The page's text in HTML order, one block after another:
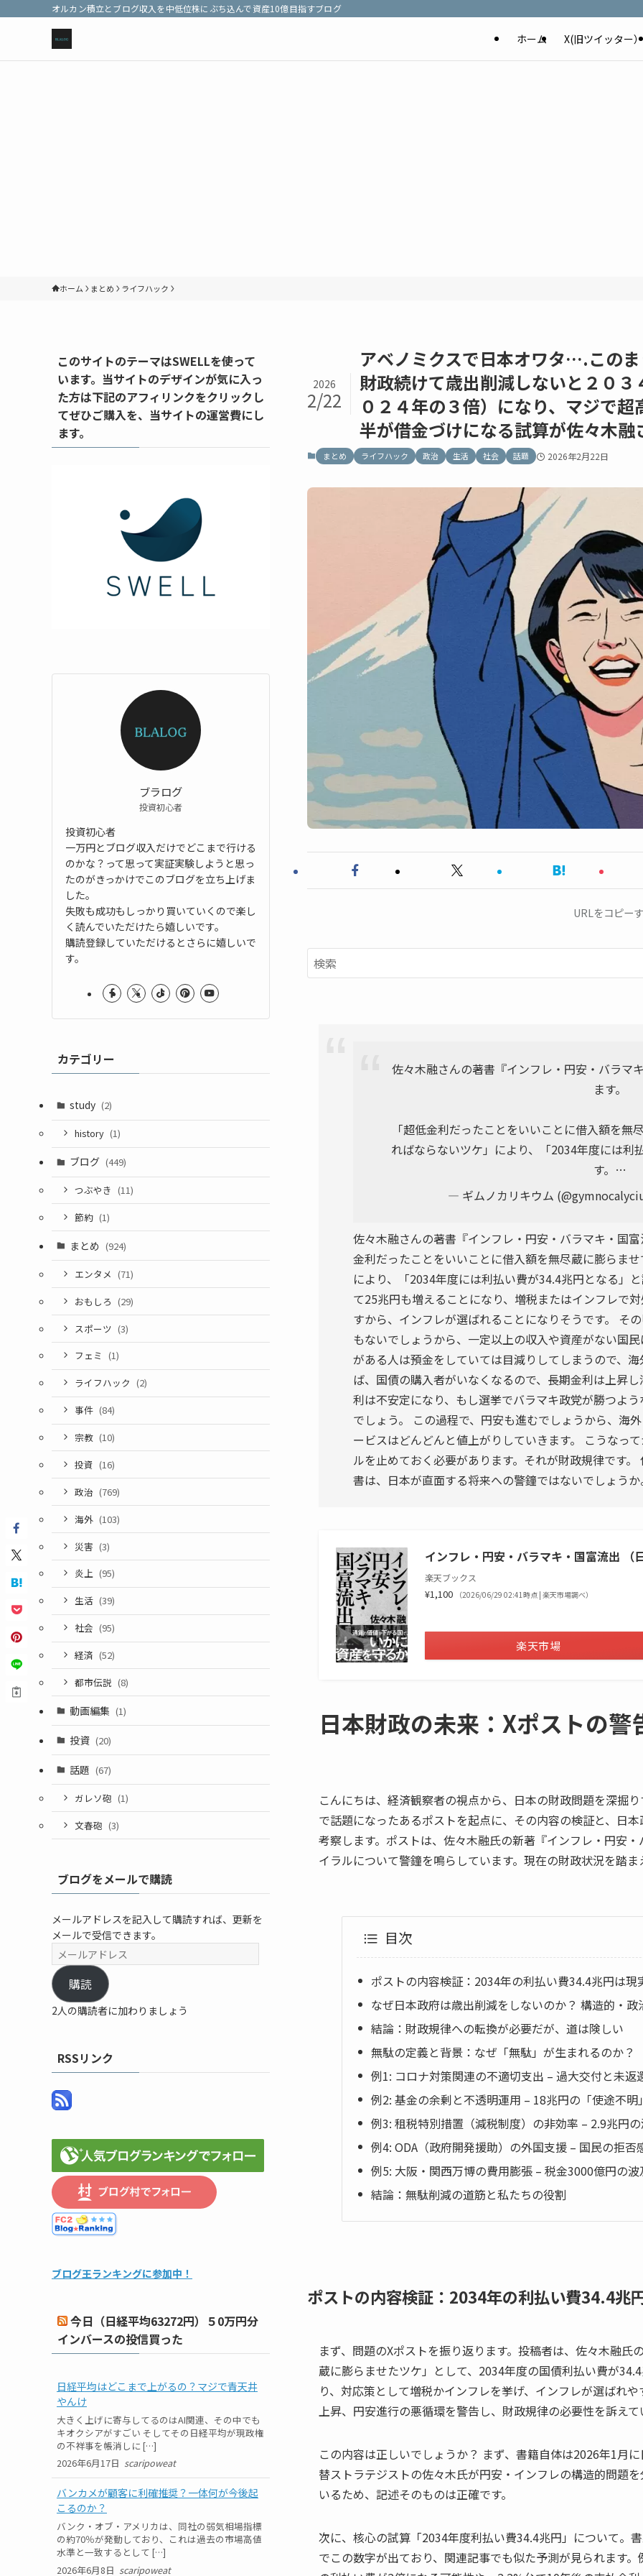
オルカン積立とブログ収入を中低位株にぶち込んで資産10億目指すブログ
ホーム X(旧ツイッター）
ホーム まとめ ライフハック
アベノミクスで日本オワタ….この
財政続けて歳出削減しないと２０
０２４年の３倍）になり、マジで
半が借金づけになる試算が佐々木
2026
2/22
まとめ ライフハック 政治 生活 社会 話題 2026年2月22日
URLをコピー
佐々木融さんの著書『インフレ・円安・バラマ
ます。
「超低金利だったことをいいことに借入額を
ればならないツケ」により、「2034年度には利
す。…
— ギムノカリキウム
佐々木融さんの著書『インフレ・円安・バラマキ・国
金利だったことをいいことに借入額を無尽蔵に膨らま
により、「2034年度には利払い費が34.4兆円となる」
て25兆円も増えることになり、増税またはインフレで
すから、インフレが選ばれることになりそうです。 そ
もないでしょうから、一定以上の収入や資産がない国
がある人は預金をしていては目減りしてしまうので、
ば、国債の購入者がいなくなるので、長期金利は上昇
利は不安定になり、もし選挙でバラマキ政党が勝つよ
でしょう。 この過程で、円安も進むでしょうから、海
ービスはどんどんと値上がりしていきます。 こうなっ
ルを止めておく必要があります。それが財政規律です
書は、日本が直面する将来への警鐘ではないでしょう
インフレ・円安・バラマキ・国富流出 （
楽天ブックス
¥1,100 （2026/06/29 02:41時点 | 楽天市場調べ）
楽天市場
日本財政の未来：Xポストの
こんにちは、経済観察者の視点から、日本の財政問題を深掘
で話題になったあるポストを起点に、その内容の検証と、日
考察します。ポストは、佐々木融氏の新著『インフレ・円安
イラルについて警鐘を鳴らしています。現在の財政状況を踏
目次
ポストの内容検証：2034年の利払い費34.4兆円は現
なぜ日本政府は歳出削減をしないのか？ 構造的・
結論：財政規律への転換が必要だが、道は険しい
無駄の定義と背景：なぜ「無駄」が生まれるのか？
例1: コロナ対策関連の不適切支出 – 過大交付と未返
例2: 基金の余剰と不透明運用 – 18兆円の「使途不明
例3: 租税特別措置（減税制度）の非効率 – 2.9兆円
例4: ODA（政府開発援助）の外国支援 – 国民の拒否
例5: 大阪・関西万博の費用膨張 – 税金3000億円の
結論：無駄削減の道筋と私たちの役割
ポストの内容検証：2034年の利払い費34.4兆
まず、問題のXポストを振り返ります。投稿者は、佐々木融
蔵に膨らませたツケ」として、2034年度の国債利払い費が
り、対応策として増税かインフレを挙げ、インフレが選ばれ
上昇、円安進行の悪循環を警告し、財政規律の必要性を訴えて
この内容は正しいでしょうか？ まず、書籍自体は2026年1月
替ストラテジストの佐々木氏が円安・インフレの構造的問題
いるため、記述そのものは正確です。
次に、核心の試算「2034年度利払い費34.4兆円」について。
でこの数字が出ており、関連記事でも似た予測が見られます
このサイトのテーマはSWELLを使って
います。当サイトのデザインが気に入っ
た方は下記のアフィリンクをクリックし
てぜひご購入を、当サイトの運営費にし
ます。
ブラログ
投資初心者
投資初心者
一万円とブログ収入だけでどこまで行ける
のかな？って思って実証実験しようと思っ
たのがきっかけでこのブログを立ち上げま
した。
失敗も成功もしっかり買いていくので楽し
く読んでいただけたら嬉しいです。
購読登録していただけるとさらに嬉しいで
す。
カテゴリー
study (2)
history (1)
ブログ (449)
つぶやき (11)
節約 (1)
まとめ (924)
エンタメ (71)
おもしろ (29)
スポーツ (3)
フェミ (1)
ライフハック (2)
事件 (84)
宗教 (10)
投資 (16)
政治 (769)
海外 (103)
災害 (3)
炎上 (95)
生活 (39)
社会 (95)
経済 (52)
都市伝説 (8)
動画編集 (1)
投資 (20)
話題 (67)
ガレソ砲 (1)
文春砲 (3)
ブログをメールで購読
メールアドレスを記入して購読すれば、更新を
メールで受信できます。
メ
ー
ル
ア
ド
購読
2人の購読者に加わりましょう
RSSリンク
ブログ王ランキングに参加中！
今日（日経平均63272円）５0万円分
インバースの投信買った
日経平均はどこまで上がるの？マジで青天井
やんけ
2026年6月17日
大きく上げに寄与してるのはAI関連、その中でも
キオクシアがすごい そしてその日経平均が現政権
の不祥事を帳消しに […]
scaripoweat
バンカメが顧客に利確推奨？一体何が今後起
こるのか？
2026年6月8日
バンク・オブ・アメリカは、同社の弱気相場指標
の約70％が発動しており、これは過去の市場高値
水準と一致するとして […]
scaripoweat